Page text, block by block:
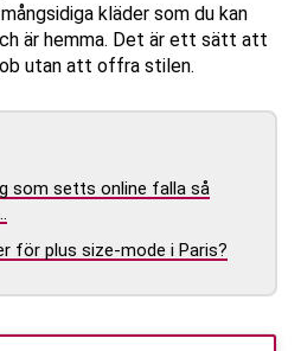
kläder som du kan
är hemma. Det är ett sätt att
utan att offra stilen.
som setts online falla så
för plus size-mode i Paris?